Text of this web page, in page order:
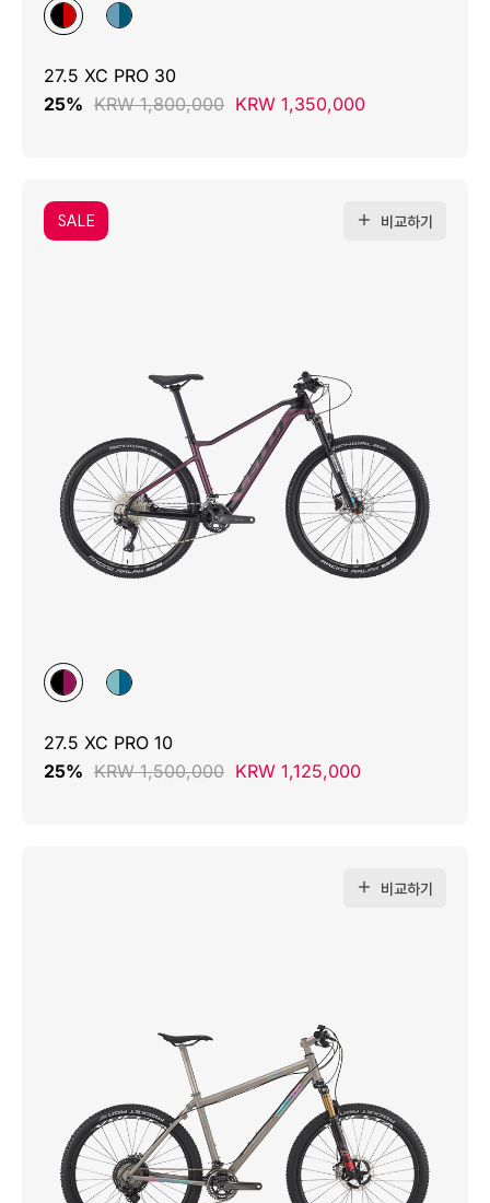
27.5 XC PRO 30
25% KRW 1,800,000 KRW 1,350,000
SALE 비교하기
27.5 XC PRO 10
25% KRW 1,500,000 KRW 1,125,000
비교하기